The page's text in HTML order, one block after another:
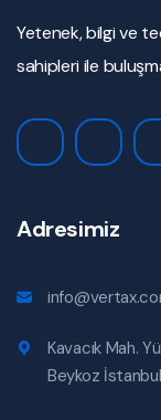
Yetenek, bilgi ve
sahipleri ile
Adresimiz
Kavacık Mah.
Beykoz İstanbul